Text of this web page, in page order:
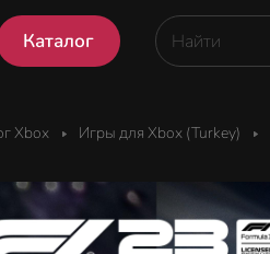
Каталог
Xbox Игры для Xbox (Turkey)